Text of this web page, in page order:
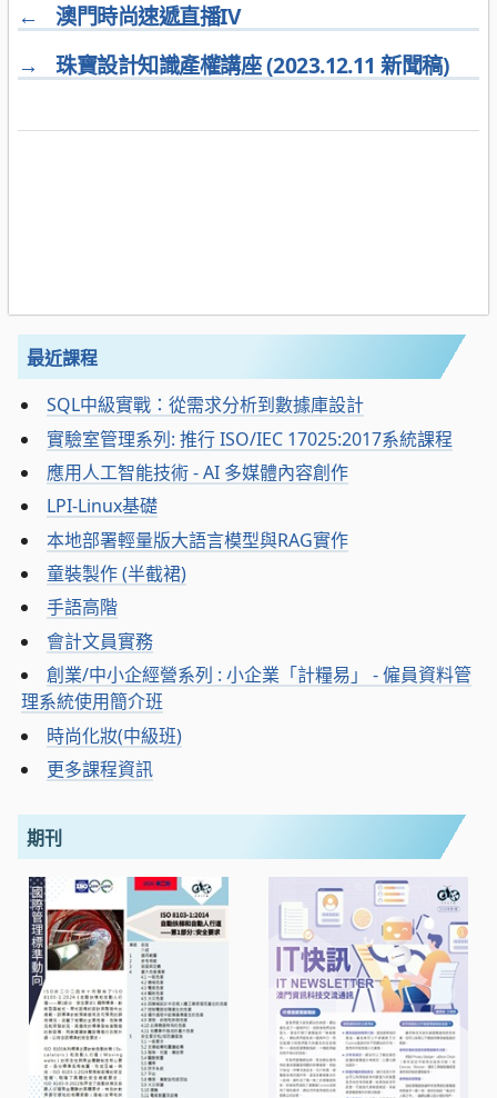
←
澳門時尚速遞直播IV
→
珠寶設計知識產權講座 (2023.12.11 新聞稿)
最近課程
SQL中級實戰：從需求分析到數據庫設計
實驗室管理系列: 推行 ISO/IEC 17025:2017系統課程
應用人工智能技術 - AI 多媒體內容創作
LPI-Linux基礎
本地部署輕量版大語言模型與RAG實作
童裝製作 (半截裙)
手語高階
會計文員實務
創業/中小企經營系列 : 小企業「計糧易」 - 僱員資料管
理系統使用簡介班
時尚化妝(中級班)
更多課程資訊
期刊